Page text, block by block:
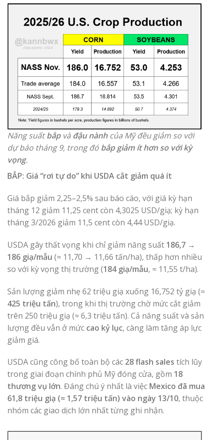
Năng suấtbắp và đậu nànhcủa Mỹ đều giảm so với
dự báo tháng 9, trong đó bắp giảm ít hơn so với kỳ
vọng.
BẮP: Giá “rơi tự do” khi USDA cắt giảm quá ít
Giá bắp giảm 2,25–2,5% sau báo cáo, với giá kỳ hạn
tháng 12 giảm 11,25 cent còn 4,3025 USD/giạ; kỳ hạn
tháng 3/2026 giảm 11,5 cent còn 4,44 USD/giạ.
USDA gây thất vọng khi chỉ giảm năng suất 186,7 →
186 giạ/mẫu (≈ 11,70 → 11,66 tấn/ha), thấp hơn nhiều
so với kỳ vọng thị trường (184 giạ/mẫu, ≈ 11,55 t/ha).
Sản lượng giảm nhẹ 62 triệu giạ xuống 16,752 tỷ giạ (≈
425 triệu tấn), trong khi thị trường chờ mức cắt giảm
trên 250 triệu giạ (≈ 6,3 triệu tấn). Cả năng suất và sản
lượng đều vẫn ở mức cao kỷ lục, càng làm tăng áp lực
giảm giá.
USDA cũng công bố toàn bộ các 28 flash sales tích lũy
trong giai đoạn chính phủ Mỹ đóng cửa, gồm 18
thương vụ lớn. Đáng chú ý nhất là việc Mexico đã mua
61,8 triệu giạ (≈ 1,57 triệu tấn) vào ngày 13/10, thuộc
nhóm các giao dịch lớn nhất từng ghi nhận.